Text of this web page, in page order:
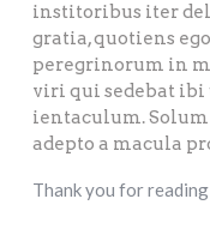
institoribus iter
gratia, quotiens
peregrinorum in
viri qui sedebat ibi
ientaculum. Solum
adepto a macula
Thank you for